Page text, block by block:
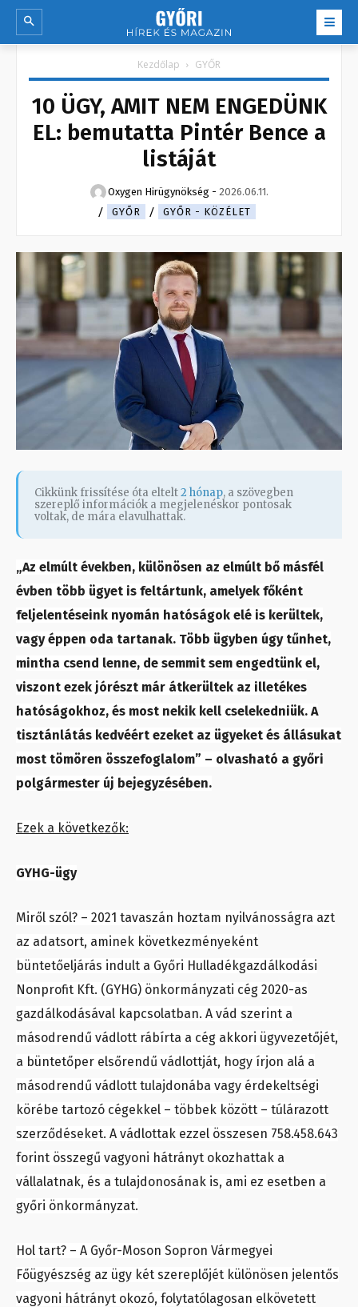
Kezdőlap GYŐR
10 ÜGY, AMIT NEM ENGEDÜNK
EL: bemutatta Pintér Bence a
listáját
Oxygen Hirügynökség - 2026.06.11.
GYŐR
GYŐR - KÖZÉLET
Cikkünk frissítése óta eltelt2 hónap, a szövegben
szereplő információk a megjelenéskor pontosak
voltak, de mára elavulhattak.
„Az elmúlt években, különösen az elmúlt bő másfél
évben több ügyet is feltártunk, amelyek főként
feljelentéseink nyomán hatóságok elé is kerültek,
vagy éppen oda tartanak. Több ügyben úgy tűnhet,
mintha csend lenne, de semmit sem engedtünk el,
viszont ezek jórészt már átkerültek az illetékes
hatóságokhoz, és most nekik kell cselekedniük. A
tisztánlátás kedvéért ezeket az ügyeket és állásukat
most tömören összefoglalom” – olvasható a győri
polgármester új bejegyzésében.
Ezek a következők:
GYHG-ügy
Miről szól? – 2021 tavaszán hoztam nyilvánosságra azt
az adatsort, aminek következményeként
büntetőeljárás indult a Győri Hulladékgazdálkodási
Nonprofit Kft. (GYHG) önkormányzati cég 2020-as
gazdálkodásával kapcsolatban. A vád szerint a
másodrendű vádlott rábírta a cég akkori ügyvezetőjét,
a büntetőper elsőrendű vádlottját, hogy írjon alá a
másodrendű vádlott tulajdonába vagy érdekeltségi
körébe tartozó cégekkel – többek között – túlárazott
szerződéseket. A vádlottak ezzel összesen 758.458.643
forint összegű vagyoni hátrányt okozhattak a
vállalatnak, és a tulajdonosának is, ami ez esetben a
győri önkormányzat.
Hol tart? – A Győr-Moson Sopron Vármegyei
Főügyészség az ügy két szereplőjét különösen jelentős
vagyoni hátrányt okozó, folytatólagosan elkövetett